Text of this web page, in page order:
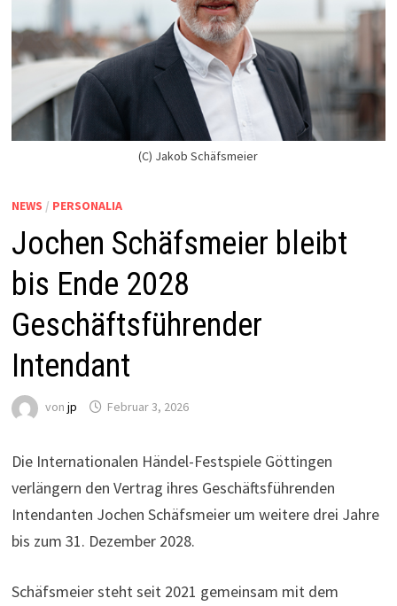
(C) Jakob Schäfsmeier
NEWS / PERSONALIA
Jochen Schäfsmeier bleibt
bis Ende 2028
Geschäftsführender
Intendant
vonjp Februar 3, 2026
Die Internationalen Händel-Festspiele Göttingen
verlängern den Vertrag ihres Geschäftsführenden
Intendanten Jochen Schäfsmeier um weitere drei Jahre
bis zum 31. Dezember 2028.
Schäfsmeier steht seit 2021 gemeinsam mit dem